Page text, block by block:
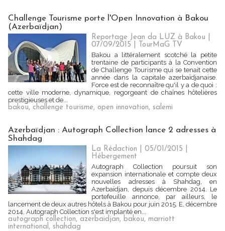
Challenge Tourisme porte l'Open Innovation à Bakou
(Azerbaïdjan)
Reportage Jean da LUZ à Bakou |
07/09/2015
TourMaG TV
Bakou a littéralement scotché la petite
trentaine de participants à la Convention
de Challenge Tourisme qui se tenait cette
année dans la capitale azerbaïdjanaise.
Force est de reconnaître qu'il y a de quoi :
cette ville moderne, dynamique, regorgeant de chaînes hôtelières
prestigieuses et de...
bakou, challenge tourisme, open innovation, salemi
Azerbaïdjan : Autograph Collection lance 2 adresses à
Shahdag
La Rédaction | 05/01/2015
Hébergement
Autograph Collection poursuit son
expansion internationale et compte deux
nouvelles adresses à Shahdag, en
Azerbaïdjan, depuis décembre 2014. Le
portefeuille annonce, par ailleurs, le
lancement de deux autres hôtels à Bakou pour juin 2015. E, décembre
2014, Autograph Collection s'est implanté en...
autograph collection, azerbaidjan, bakou, marriott
international, shahdag